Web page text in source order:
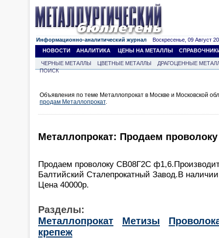
Информационно-аналитический журнал Воскресенье, 09 Август
НОВОСТИ
АНАЛИТИКА ЦЕНЫ НА МЕТАЛЛЫ
ЧЕРНЫЕ МЕТАЛЛЫ ЦВЕТНЫЕ МЕТАЛЛЫ
ДРАГОЦЕННЫЕ
ПОИСК
Объявления по теме Металлопрокат в Москве и Московской
продам Металлопрокат.
Металлопрокат: Продаем
Продаем проволоку СВ08Г2С
Балтийский Сталепрокатный Завод.В наличии
Цена 40000р.
Разделы:
Металлопрокат
Метизы
крепеж